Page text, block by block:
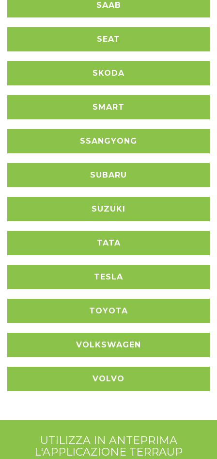
SAAB
SEAT
SKODA
SMART
SSANGYONG
SUBARU
SUZUKI
TATA
TESLA
TOYOTA
VOLKSWAGEN
VOLVO
UTILIZZA IN ANTEPRIMA
L'APPLICAZIONE TERRAUP